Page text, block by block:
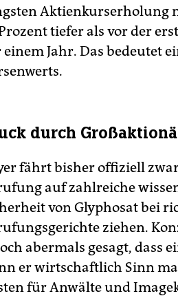
Aktienkurserholung
tiefer als vor der
einem Jahr. Das bedeutet
durch
fährt bisher offiziell
auf zahlreiche
von Glyphosat bei
ziehen.
abermals gesagt, dass
er wirtschaftlich Sinn
für Anwälte und